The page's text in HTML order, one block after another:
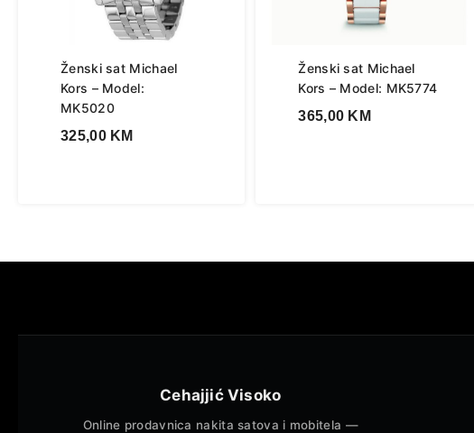
Ženski sat Michael
Kors – Model:
MK5020
325,00 KM
Ženski sat Michael
Kors – Model: MK5774
365,00 KM
Cehajjić Visoko
Online prodavnica nakita satova i mobitela —